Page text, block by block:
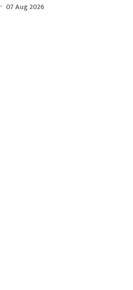
07 Aug 2026